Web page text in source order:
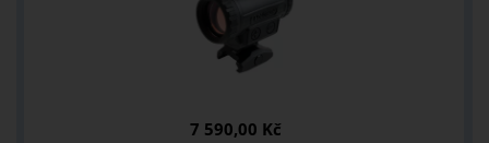
7 590,00 Kč